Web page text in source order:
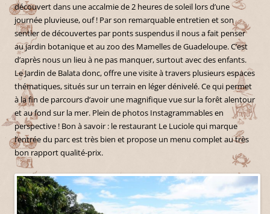
découvert dans une accalmie de 2 heures de soleil lors d’une
journée pluvieuse, ouf ! Par son remarquable entretien et son
sentier de découvertes par ponts suspendus il nous a fait penser
au jardin botanique et au zoo des Mamelles de Guadeloupe. C’est
d’après nous un lieu à ne pas manquer, surtout avec des enfants.
Le Jardin de Balata donc, offre une visite à travers plusieurs espaces
thématiques, situés sur un terrain en léger dénivelé. Ce qui permet
à la fin de parcours d’avoir une magnifique vue sur la forêt alentour
et au fond sur la mer. Plein de photos Instagrammables en
perspective ! Bon à savoir : le restaurant Le Luciole qui marque
l’entrée du parc est très bien et propose un menu complet au très
bon rapport qualité-prix.